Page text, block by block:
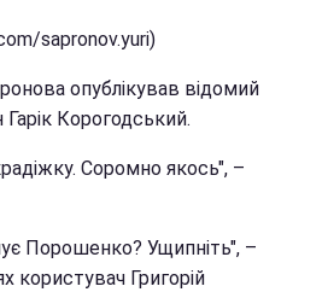
sapronov.yuri)
опублікував відомий
Корогодський.
Соромно якось", –
Порошенко? Ущипніть", –
користувач Григорій